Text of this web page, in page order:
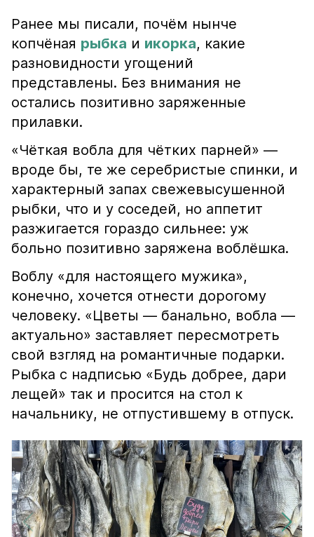
Ранее мы писали, почём нынче
копчёная рыбка и икорка, какие
разновидности угощений
представлены. Без внимания не
остались позитивно заряженные
прилавки.
«Чёткая вобла для чётких парней» —
вроде бы, те же серебристые спинки, и
характерный запах свежевысушенной
рыбки, что и у соседей, но аппетит
разжигается гораздо сильнее: уж
больно позитивно заряжена воблёшка.
Воблу «для настоящего мужика»,
конечно, хочется отнести дорогому
человеку. «Цветы — банально, вобла —
актуально» заставляет пересмотреть
свой взгляд на романтичные подарки.
Рыбка с надписью «Будь добрее, дари
лещей» так и просится на стол к
начальнику, не отпустившему в отпуск.